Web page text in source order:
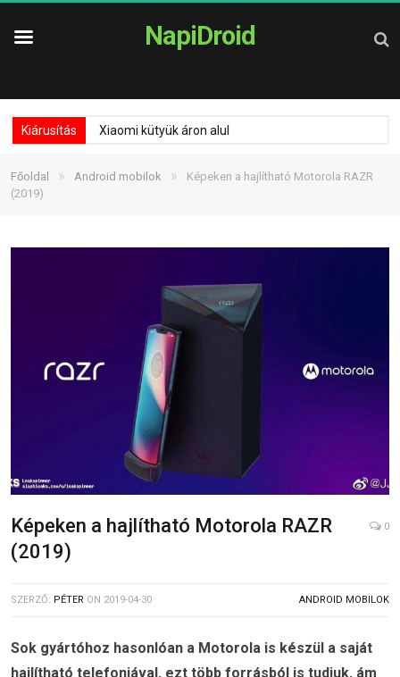
NapiDroid
Kiárusítás Xiaomi kütyük áron alul
Főoldal » Android mobilok »
Képeken a hajlítható Motorola RAZR
(2019)
Képeken a hajlítható Motorola RAZR
(2019)
0
SZERZŐ: PÉTER ON 2019-04-30 ANDROID MOBILOK
Sok gyártóhoz hasonlóan a Motorola is készül a saját
hajlítható telefonjával, ezt több forrásból is tudjuk, ám